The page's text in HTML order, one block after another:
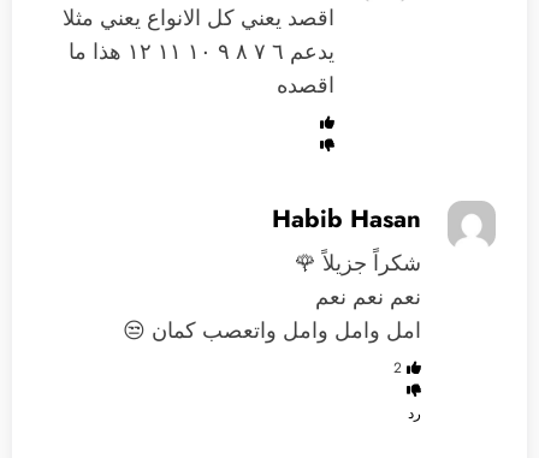
اقصد يعني كل الانواع يعني مثلا
يدعم ٦ ٧ ٨ ٩ ١٠ ١١ ١٢ هذا ما
اقصده
Habib Hasan
شكراً جزيلاً 🌹
نعم نعم نعم
امل وامل وامل واتعصب كمان 😒
2
رد